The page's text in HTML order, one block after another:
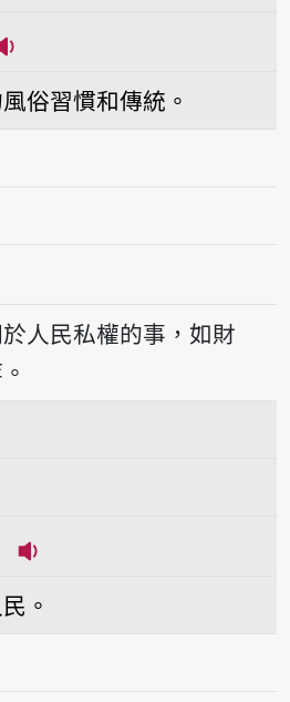
俗習慣和傳統。
放音讀bîn-sū
人民私權的事，如財
。